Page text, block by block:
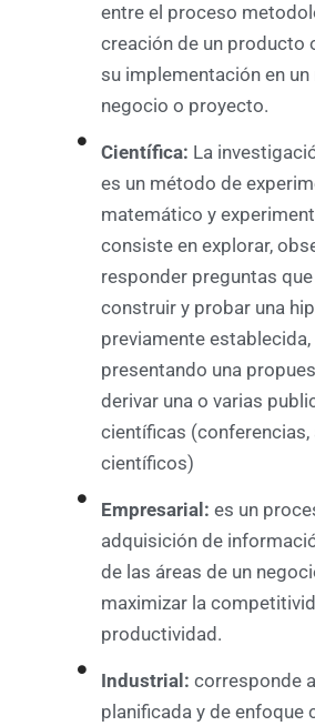
entre el proceso
creación de un producto
su implementación en
negocio o proyecto.
Científica: La
es un método de
matemático y
consiste en explorar,
responder preguntas
construir y probar una
previamente establecida,
presentando una
derivar una o varias
científicas (conferencias,
científicos)
Empresarial: es un
adquisición de
de las áreas de un
maximizar la
productividad.
Industrial: corresponde
planificada y de enfoque